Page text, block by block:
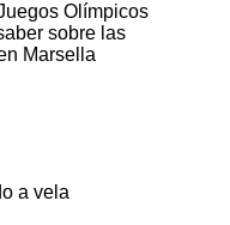
Olímpicos
sobre las
Marsella
a vela